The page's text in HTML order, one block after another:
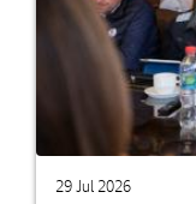
29 Jul 2026